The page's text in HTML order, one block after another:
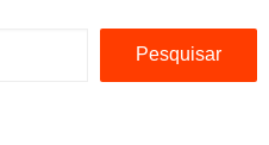
Pesquisar